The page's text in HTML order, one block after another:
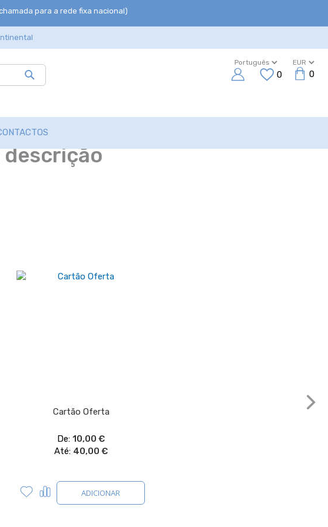
para a rede fixa nacional)
Pesquisar
0 0
descrição
Cartão Oferta
De 10,00 €
Até 40,00 €
ADICIONAR
AdicionarComparar